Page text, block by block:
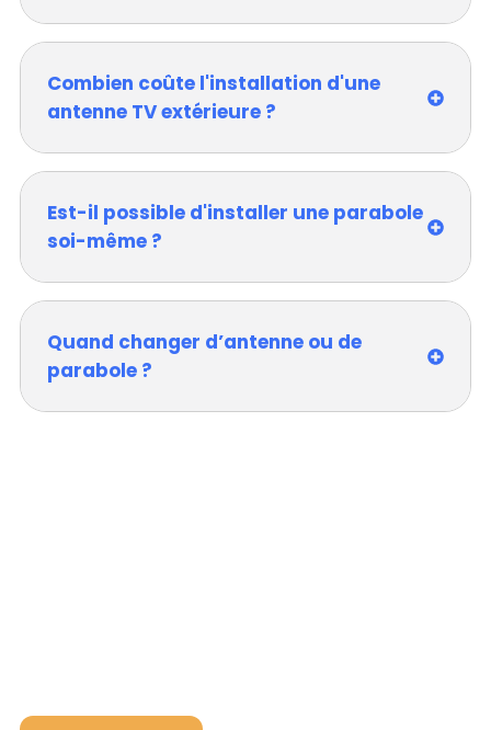
Combien coûte l'installation d'une
antenne TV extérieure ?
Est-il possible d'installer une parabole
soi-même ?
Quand changer d’antenne ou de
parabole ?